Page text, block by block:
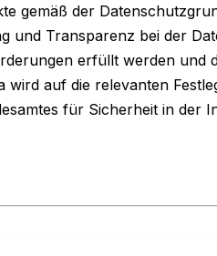
gemäß der
und Transparenz bei der
erfüllt werden und
wird auf die relevanten
für Sicherheit in der